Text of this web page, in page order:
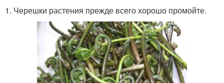
1. Черешки растения прежде всего хорошо промойте.